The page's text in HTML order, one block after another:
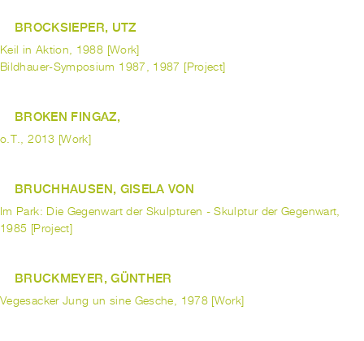
BROCKSIEPER, UTZ
Keil in Aktion, 1988 [Work]
Bildhauer-Symposium 1987, 1987 [Project]
BROKEN FINGAZ,
o.T., 2013 [Work]
BRUCHHAUSEN, GISELA VON
Im Park: Die Gegenwart der Skulpturen - Skulptur der Gegenwart,
1985 [Project]
BRUCKMEYER, GÜNTHER
Vegesacker Jung un sine Gesche, 1978 [Work]